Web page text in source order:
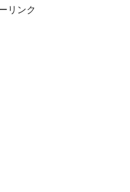
リンク